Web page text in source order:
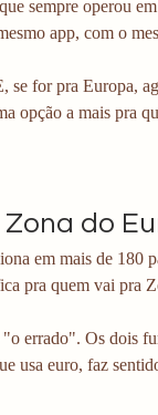
sempre operou
app, com o
for pra Europa,
opção a mais pra
do
em mais de 180
pra quem vai pra
errado". Os dois
usa euro, faz